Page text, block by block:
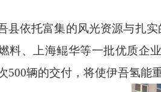
县依托富集的风光资源与扎
料、上海鲲华等一批优质企
500辆的交付，将使伊吾氢能